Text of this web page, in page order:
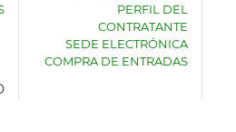
PERFIL DEL
CONTRATANTE
SEDE ELECTRÓNICA
COMPRA DE ENTRADAS